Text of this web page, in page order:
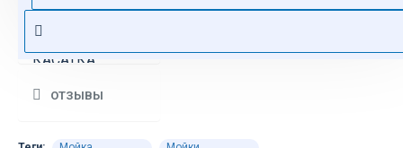
комплекте с
креслом
КАСАТКА
российской
ОТЗЫВЫ